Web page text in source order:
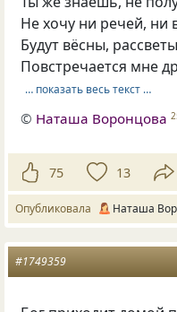
Не хочу ни речей, ни
Будут вёсны,
Повстречается мне
… показать весь текст …
© Наташа Воронцова
75 13
Опубликовала Наташа
#1749359